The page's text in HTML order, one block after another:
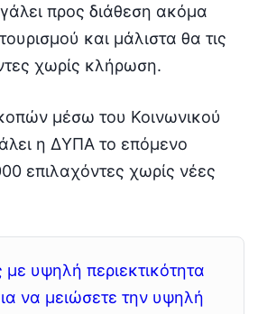
προς διάθεση ακόμα
και μάλιστα θα τις
χωρίς κλήρωση.
μέσω του Κοινωνικού
η ΔΥΠΑ το επόμενο
επιλαχόντες χωρίς νέες
με υψηλή περιεκτικότητα
να μειώσετε την υψηλή